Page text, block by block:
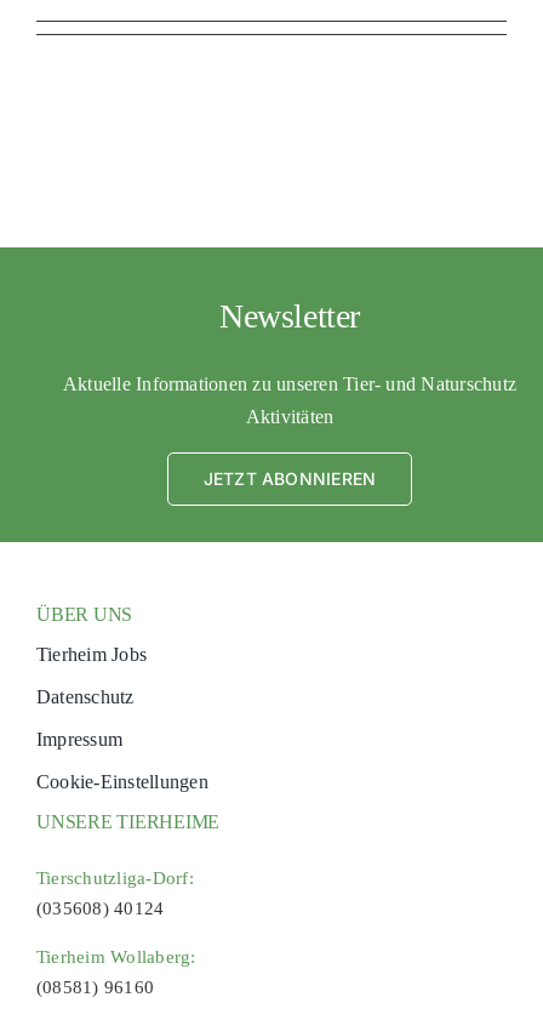
Newsletter
Aktuelle Informationen zu unseren Tier- und Naturschutz
Aktivitäten
JETZT ABONNIEREN
ÜBER UNS
Tierheim Jobs
Datenschutz
Impressum
Cookie-Einstellungen
UNSERE TIERHEIME
Tierschutzliga-Dorf:
(035608) 40124
Tierheim Wollaberg:
(08581) 96160